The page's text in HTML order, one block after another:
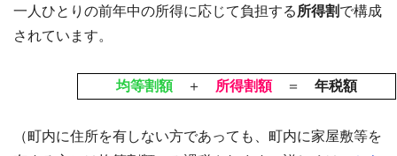
一人ひとりの前年中の所得に応じて負担する 所得割で構成
されています。
均等割額＋ 所得割額＝ 年税額
（町内に住所を有しない方であっても、町内に家屋敷等を